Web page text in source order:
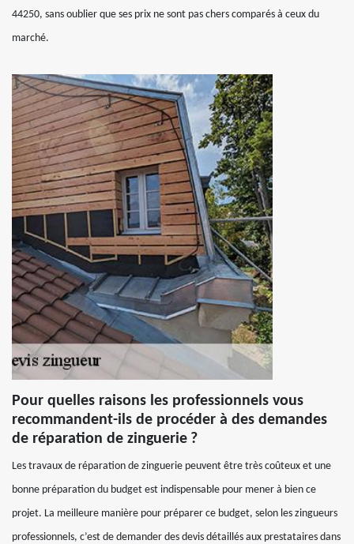
44250, sans oublier que ses prix ne sont pas chers comparés à ceux du
marché.
Pour quelles raisons les professionnels vous
recommandent-ils de procéder à des demandes
de réparation de zinguerie ?
Les travaux de réparation de zinguerie peuvent être très coûteux et une
bonne préparation du budget est indispensable pour mener à bien ce
projet. La meilleure manière pour préparer ce budget, selon les zingueurs
professionnels, c’est de demander des devis détaillés aux prestataires dans